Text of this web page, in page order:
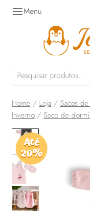
Pular Menu
Home / Loja / Sacos
Inverno / Saco de
Até
20%